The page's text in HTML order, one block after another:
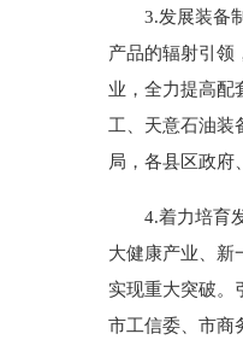
3.发展装备制
产品的辐射引领
业，全力提高配
工、天意石油装
局，各县区政府
4.着力培育发
大健康产业、新
实现重大突破。
市工信委、市商